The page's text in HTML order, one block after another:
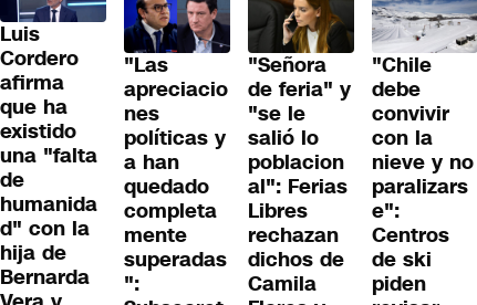
Luis
Cordero
afirma
que ha
existido
una "falta
de
humanida
d" con la
hija de
Bernarda
"Las
apreciacio
nes
políticas y
a han
quedado
completa
mente
superadas
":
"Señora
de feria" y
"se le
salió lo
poblacion
al": Ferias
Libres
rechazan
dichos de
Camila
"Chile
debe
convivir
con la
nieve y no
paralizars
e":
Centros
de ski
piden